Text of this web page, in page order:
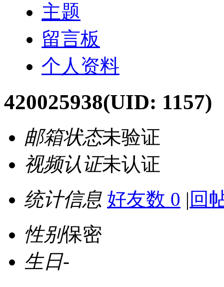
主题
留言板
个人资料
420025938(UID: 1157)
邮箱状态未验证
视频认证未认证
统计信息 好友数 0 | 回
性别保密
生日-